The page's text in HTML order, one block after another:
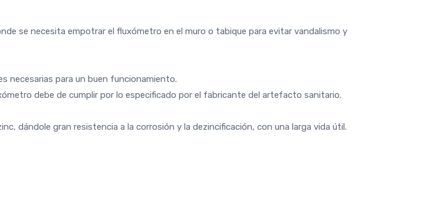
se necesita empotrar el fluxómetro en el muro o tabique para evitar vandalismo y
necesarias para un buen funcionamiento.
debe de cumplir por lo especificado por el fabricante del artefacto sanitario.
dándole gran resistencia a la corrosión y la dezincificación, con una larga vida útil.